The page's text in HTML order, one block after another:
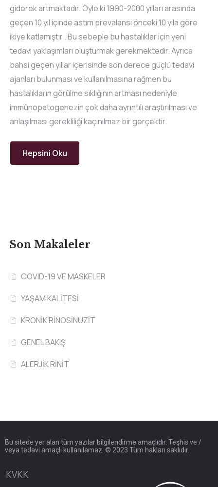
giderek artmaktadır. Öyle ki 1990-2000 yılları arasında
geçen 10 yıl içinde astım prevalansı önceki 10 yıla göre
ikiye katlamıştır . Bu sebeple bu hastalıklar için yeni
tedavi yaklaşımları oluşturmak gerekmektedir. Ayrıca
bahsi geçen yıllar içerisinde son derece güçlü tedavi
ajanları bulunması ve kullanılmasına rağmen bu
hastalıkların görülme sıklığının artması nedeniyle
immünopatogenezin çok daha ayrıntılı araştırılması ve
anlaşılması gerekliliği kaçınılmaz bir gerçektir.
Hepsini Oku
Son Makaleler
COVID-19 VE MASKELER
YAŞAM KALİTESİ
KRONİK RİNOSİNUZİT
GENEL BAKIŞ
ALERJİK RİNİT
Bu sitede yer alan tüm yazılar bilgilendirme amaçlıdır. Teşhis ve /
veya tedavi amaçlı kullanılamaz. © 2023 Tüm hakları saklıdır.
KVKK